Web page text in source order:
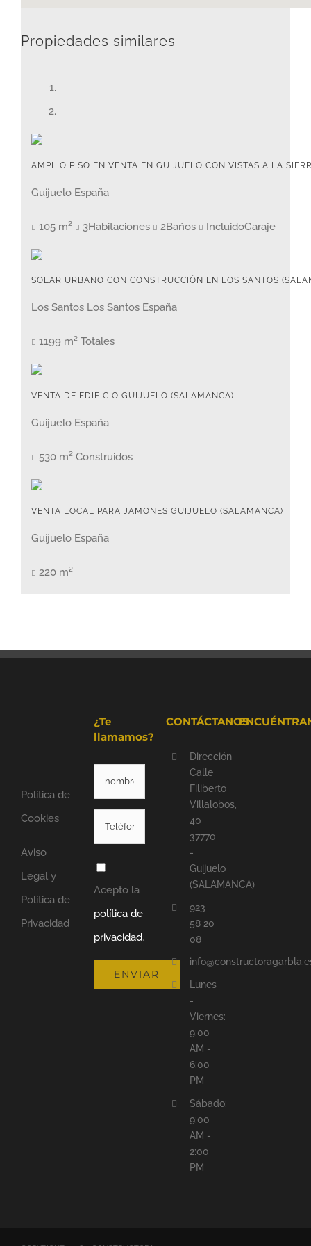
Propiedades similares
AMPLIO PISO EN VENTA EN GUIJUELO CON VISTAS A LA
Guijuelo España
105 m² 3Habitaciones 2Baños IncluidoGaraje
SOLAR URBANO CON CONSTRUCCIÓN EN LOS SANTOS
Los Santos Los Santos España
1199 m² Totales
VENTA DE EDIFICIO GUIJUELO (SALAMANCA)
Guijuelo España
530 m² Construidos
VENTA LOCAL PARA JAMONES GUIJUELO (SALAMANCA)
Guijuelo España
220 m²
Política de
Cookies
Aviso
Legal y
Política de
Privacidad
¿Te
llamamos?
Acepto la
política de
privacidad.
CONTÁCTANOS
Dirección
Calle
Filiberto
Villalobos,
40
37770
-
Guijuelo
(SALAMANCA)
923
58 20
08
Lunes
-
Viernes:
9:00
AM -
6:00
PM
Sábado:
9:00
AM -
2:00
PM